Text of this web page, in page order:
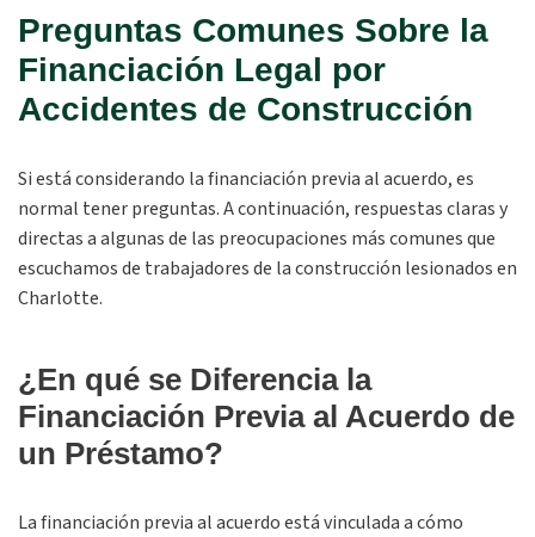
Preguntas Comunes Sobre la
Financiación Legal por
Accidentes de Construcción
Si está considerando la financiación previa al acuerdo, es
normal tener preguntas. A continuación, respuestas claras y
directas a algunas de las preocupaciones más comunes que
escuchamos de trabajadores de la construcción lesionados en
Charlotte.
¿En qué se Diferencia la
Financiación Previa al Acuerdo de
un Préstamo?
La financiación previa al acuerdo está vinculada a cómo